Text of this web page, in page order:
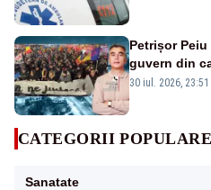
Petrișor
guvern din
30 iul. 2026, 23:51
CATEGORII
Sanatate